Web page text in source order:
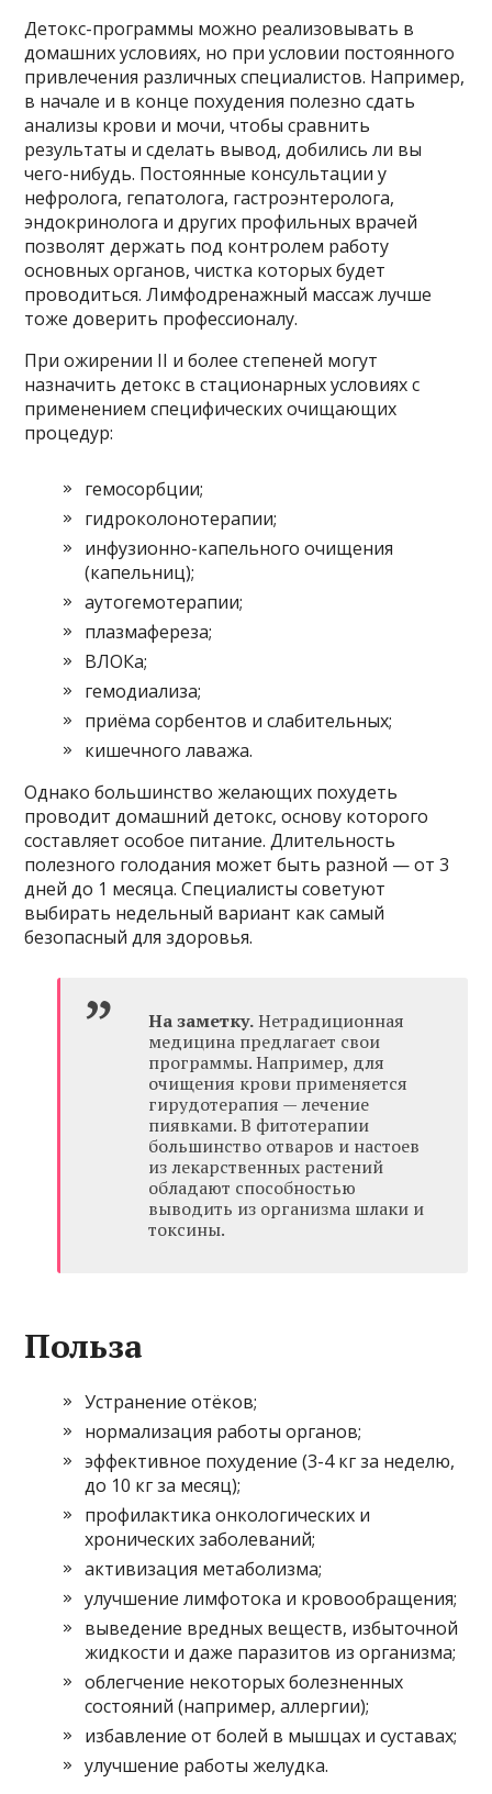
Детокс-программы можно реализовывать в
домашних условиях, но при условии постоянного
привлечения различных специалистов. Например,
в начале и в конце похудения полезно сдать
анализы крови и мочи, чтобы сравнить
результаты и сделать вывод, добились ли вы
чего-нибудь. Постоянные консультации у
нефролога, гепатолога, гастроэнтеролога,
эндокринолога и других профильных врачей
позволят держать под контролем работу
основных органов, чистка которых будет
проводиться. Лимфодренажный массаж лучше
тоже доверить профессионалу.
При ожирении II и более степеней могут
назначить детокс в стационарных условиях с
применением специфических очищающих
процедур:
гемосорбции;
гидроколонотерапии;
инфузионно-капельного очищения
(капельниц);
аутогемотерапии;
плазмафереза;
ВЛОКа;
гемодиализа;
приёма сорбентов и слабительных;
кишечного лаважа.
Однако большинство желающих похудеть
проводит домашний детокс, основу которого
составляет особое питание. Длительность
полезного голодания может быть разной — от 3
дней до 1 месяца. Специалисты советуют
выбирать недельный вариант как самый
безопасный для здоровья.
На заметку.Нетрадиционная
медицина предлагает свои
программы. Например, для
очищения крови применяется
гирудотерапия — лечение
пиявками. В фитотерапии
большинство отваров и настоев
из лекарственных растений
обладают способностью
выводить из организма шлаки и
токсины.
Польза
Устранение отёков;
нормализация работы органов;
эффективное похудение (3-4 кг за неделю,
до 10 кг за месяц);
профилактика онкологических и
хронических заболеваний;
активизация метаболизма;
улучшение лимфотока и кровообращения;
выведение вредных веществ, избыточной
жидкости и даже паразитов из организма;
облегчение некоторых болезненных
состояний (например, аллергии);
избавление от болей в мышцах и суставах;
улучшение работы желудка.